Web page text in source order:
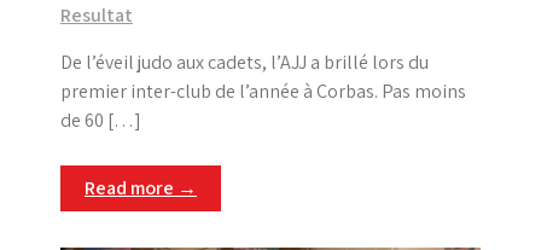
Resultat
De l’éveil judo aux cadets, l’AJJ a brillé lors du
premier inter-club de l’année à Corbas. Pas moins
de 60 […]
Read more →